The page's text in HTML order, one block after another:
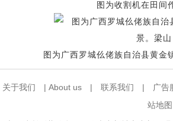
图为收割机在田间
图为广西罗城仫佬族自治县黄金
关于我们 | About us | 联系我们 | 广告
站地图